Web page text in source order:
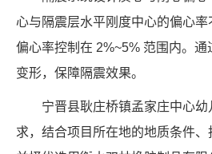
心与隔震层水平刚度中心的偏心
偏心率控制在 2%~5% 范围内。
变形，保障隔震效果。
宁晋县耿庄桥镇孟家庄中心
求，结合项目所在地的地质条件